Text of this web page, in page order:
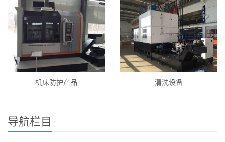
机床防护产品 清洗设备
导航栏目